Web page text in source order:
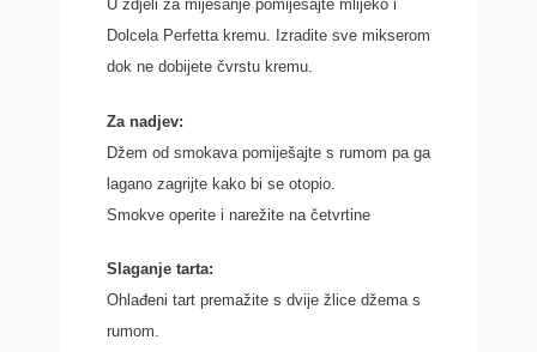
U zdjeli za miješanje pomiješajte mlijeko i
Dolcela Perfetta kremu. Izradite sve mikserom
dok ne dobijete čvrstu kremu.
Za nadjev:
Džem od smokava pomiješajte s rumom pa ga
lagano zagrijte kako bi se otopio.
Smokve operite i narežite na četvrtine
Slaganje tarta:
Ohlađeni tart premažite s dvije žlice džema s
rumom.